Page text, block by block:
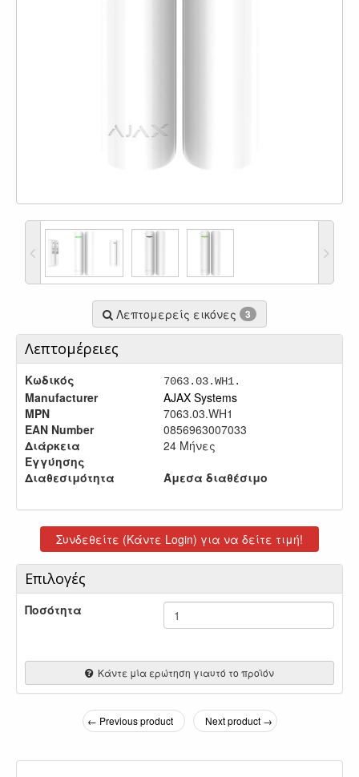
Λεπτομερείς εικόνες 3
Λεπτομέρειες
Κωδικός 7063.03.WH1.
Manufacturer
AJAX Systems
MPN
7063.03.WH1
EAN Number
0856963007033
Διάρκεια
Εγγύησης
24 Μήνες
Διαθεσιμότητα
Άμεσα διαθέσιμο
Συνδεθείτε (Κάντε Login) για να δείτε τιμή!
Επιλογές
Ποσότητα
Κάντε μία ερώτηση γιαυτό το προϊόν
← Previous product Next product →